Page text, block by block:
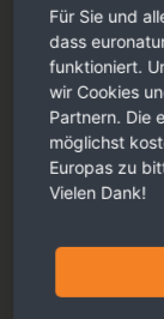
Für Sie und
dass
funktioniert.
wir Cookies
Partnern. Die
möglichst
Europas zu
Vielen Dank!